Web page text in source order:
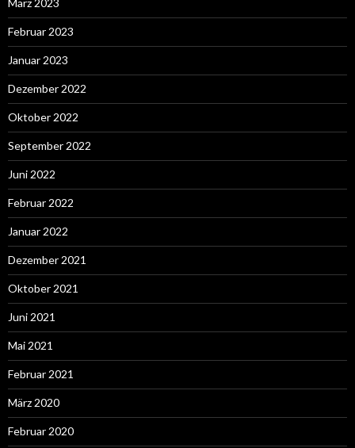
Februar 2023
Januar 2023
Dezember 2022
Oktober 2022
September 2022
Juni 2022
Februar 2022
Januar 2022
Dezember 2021
Oktober 2021
Juni 2021
Mai 2021
Februar 2021
März 2020
Februar 2020